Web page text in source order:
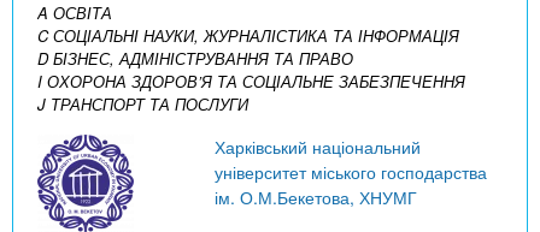
A ОСВІТА
C СОЦІАЛЬНІ НАУКИ, ЖУРНАЛІСТИКА ТА ІНФОРМАЦІЯ
D БІЗНЕС, АДМІНІСТРУВАННЯ ТА ПРАВО
I ОХОРОНА ЗДОРОВ’Я ТА СОЦІАЛЬНЕ ЗАБЕЗПЕЧЕННЯ
J ТРАНСПОРТ ТА ПОСЛУГИ
Харківський національний
університет міського господарства
ім. О.М.Бекетова, ХНУМГ